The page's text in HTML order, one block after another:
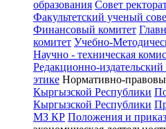
образования Совет
Факультетский ученый
Финансовый комитет
комитет Учебно-
Научно - техническая
Редакционно-
этике Нормативно-
Кыргызской Республики
Кыргызской Республики
МЗ КР Положения и